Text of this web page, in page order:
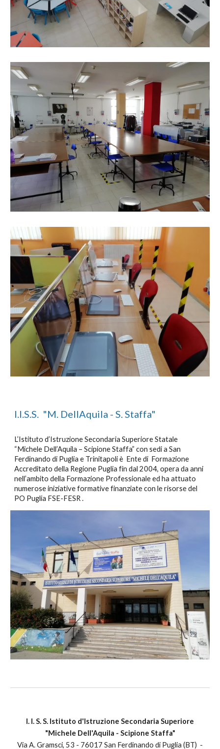
I.I.S.S. "M. DellAquila - S. Staffa"
L’Istituto d’Istruzione Secondaria Superiore Statale
“Michele Dell’Aquila – Scipione Staffa” con sedi a San
Ferdinando di Puglia e Trinitapoli è Ente di Formazione
Accreditato della Regione Puglia fin dal 2004, opera da anni
nell’ambito della Formazione Professionale ed ha attuato
numerose iniziative formative finanziate con le risorse del
PO Puglia FSE-FESR .
I. I. S. S. Istituto d'Istruzione Secondaria Superiore
"Michele Dell'Aquila - Scipione Staffa"
Via A. Gramsci, 53 - 76017 San Ferdinando di Puglia (BT) -